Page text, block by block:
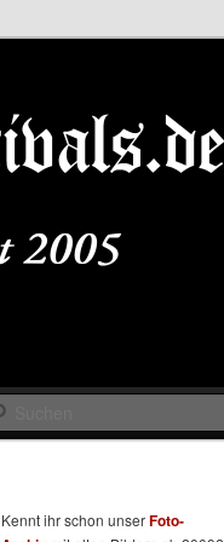
Kennt ihr schon unserFoto-